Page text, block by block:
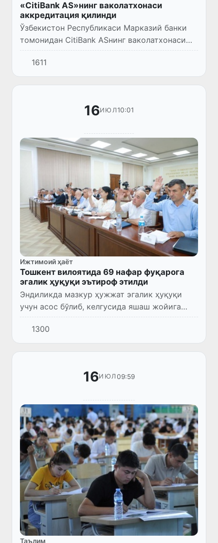
«CitiBank AS»нинг ваколатхонаси
аккредитация қилинди
Ўзбекистон Республикаси Марказий банки
томонидан CitiBank ASнинг ваколатхонаси
аккредитация қилинди.
1611
16ИЮЛ10:01
Ижтимоий ҳаёт
Тошкент вилоятида 69 нафар фуқарога
эгалик ҳуқуқи эътироф этилди
Эндиликда мазкур ҳужжат эгалик ҳуқуқи
учун асос бўлиб, келгусида яшаш жойига
доимий рўйхатга қўйиш, мерос ва бошқа
нотариал хатти-ҳаракатларни амалга
ошириш имкониятини яратади.
1300
16ИЮЛ 09:59
Таълим